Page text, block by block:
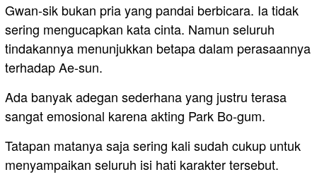
Gwan-sik bukan pria yang pandai berbicara. Ia tidak
sering mengucapkan kata cinta. Namun seluruh
tindakannya menunjukkan betapa dalam perasaannya
terhadap Ae-sun.
Ada banyak adegan sederhana yang justru terasa
sangat emosional karena akting Park Bo-gum.
Tatapan matanya saja sering kali sudah cukup untuk
menyampaikan seluruh isi hati karakter tersebut.